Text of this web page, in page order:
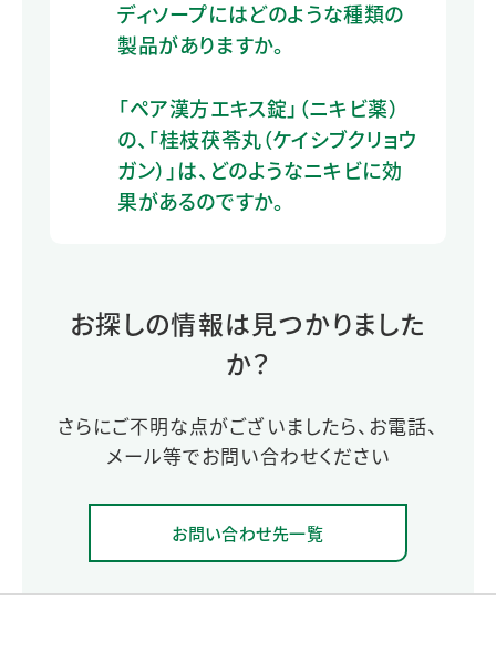
ディソープにはどのような種類の
製品がありますか。
「ペア漢方エキス錠」（ニキビ薬）
の、「桂枝茯苓丸（ケイシブクリョウ
ガン）」は、どのようなニキビに効
果があるのですか。
お探しの情報は見つかりました
か？
さらにご不明な点がございましたら、お電話、
メール等でお問い合わせください
お問い合わせ先一覧